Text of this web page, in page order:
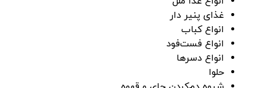
غذای پنیر دار
انواع کباب
انواع فست‌فود
انواع دسر‌ها
حلوا